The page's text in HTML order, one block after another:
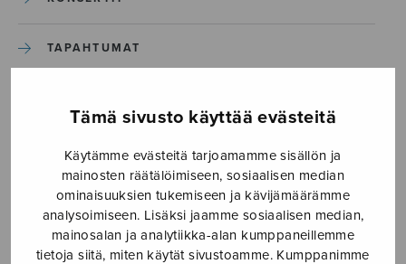
Tämä sivusto käyttää evästeitä
Käytämme evästeitä tarjoamamme sisällön ja
mainosten räätälöimiseen, sosiaalisen median
ominaisuuksien tukemiseen ja kävijämäärämme
analysoimiseen. Lisäksi jaamme sosiaalisen median,
mainosalan ja analytiikka-alan kumppaneillemme
tietoja siitä, miten käytät sivustoamme. Kumppanimme
TAPAHTUMAT
Etusivu › Media › Merihelmiä
Merihelmiä